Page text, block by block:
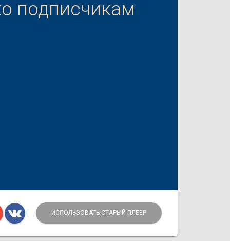
подписчикам
ИСПОЛЬЗОВАТЬ СТАРЫЙ ПЛЕЕР